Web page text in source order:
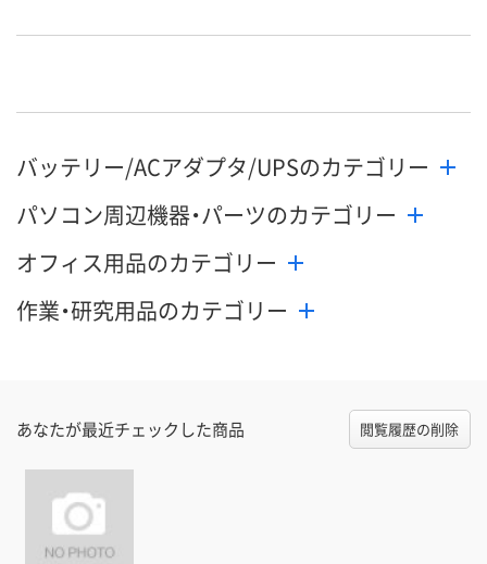
バッテリー/ACアダプタ/UPSのカテゴリー
パソコン周辺機器・パーツのカテゴリー
オフィス用品のカテゴリー
作業・研究用品のカテゴリー
あなたが最近チェックした商品 閲覧履歴の削除